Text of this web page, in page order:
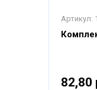
Артикул:
82,80